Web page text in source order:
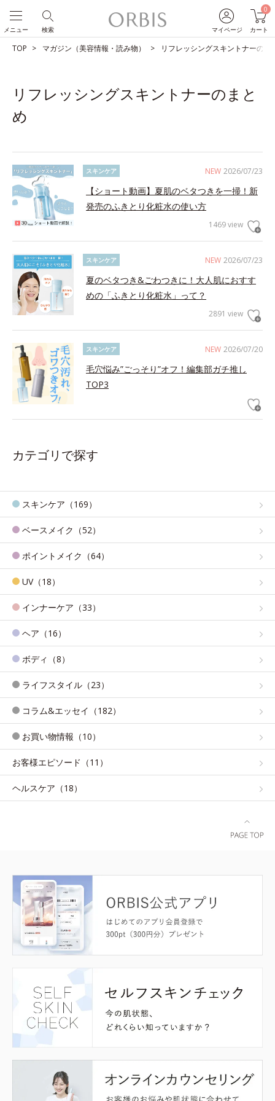
マイページ
0
カート
検索
メニュー
TOP マガジン（美容情報・読み物） リフレッシングスキントナーのま
リフレッシングスキントナーのまと
め
NEW 2026/07/23
スキンケア
【ショート動画】夏肌のベタつきを一掃！新
発売のふきとり化粧水の使い方
1469 view
NEW 2026/07/23
スキンケア
夏のベタつき&ごわつきに！大人肌におすす
めの「ふきとり化粧水」って？
2891 view
NEW 2026/07/20
スキンケア
毛穴悩み”ごっそり”オフ！編集部ガチ推し
TOP3
カテゴリで探す
スキンケア（169）
ベースメイク（52）
ポイントメイク（64）
UV（18）
インナーケア（33）
ヘア（16）
ボディ（8）
ライフスタイル（23）
コラム&エッセイ（182）
お買い物情報（10）
お客様エピソード（11）
ヘルスケア（18）